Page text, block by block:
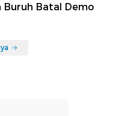
Buruh Batal Demo